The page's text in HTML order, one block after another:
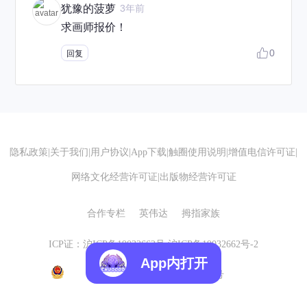
犹豫的菠萝 3年前
求画师报价！
回复 0
隐私政策 关于我们 用户协议 App下载 触圈使用说明 增值电信许可证
网络文化经营许可证 出版物经营许可证
合作专栏 英伟达 拇指家族
ICP证：沪ICP备19032662号 沪ICP备19032662号-2
沪公网安备 31010602007155号
App内打开